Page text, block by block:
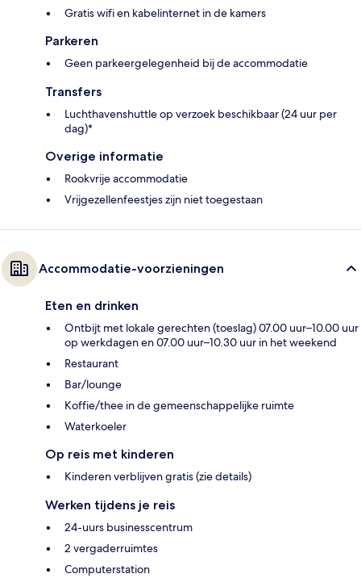
Gratis wifi en kabelinternet in de kamers
Parkeren
Geen parkeergelegenheid bij de accommodatie
Transfers
Luchthavenshuttle op verzoek beschikbaar (24 uur per
dag)*
Overige informatie
Rookvrije accommodatie
Vrijgezellenfeestjes zijn niet toegestaan
Accommodatie-voorzieningen
Eten en drinken
Ontbijt met lokale gerechten (toeslag) 07.00 uur–10.00 uur
op werkdagen en 07.00 uur–10.30 uur in het weekend
Restaurant
Bar/lounge
Koffie/thee in de gemeenschappelijke ruimte
Waterkoeler
Op reis met kinderen
Kinderen verblijven gratis (zie details)
Werken tijdens je reis
24-uurs businesscentrum
2 vergaderruimtes
Computerstation